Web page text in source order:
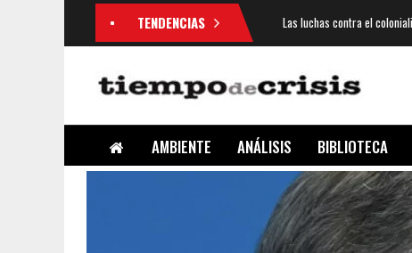
TENDENCIAS Las luchas contra el
AMBIENTE ANÁLISIS BIBLIOTECA